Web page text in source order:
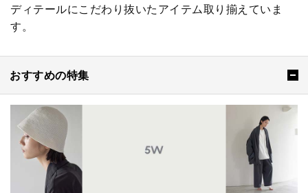
ディテールにこだわり抜いたアイテム取り揃えていま
す。
おすすめの特集